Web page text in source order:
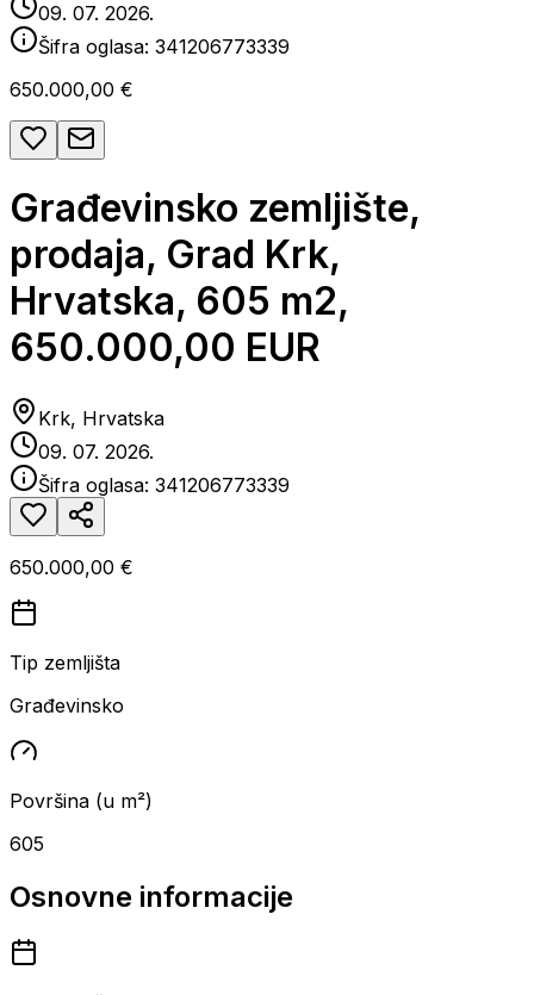
09. 07. 2026.
Šifra oglasa: 341206773339
650.000,00 €
Građevinsko zemljište,
prodaja, Grad Krk,
Hrvatska, 605 m2,
650.000,00 EUR
Krk, Hrvatska
09. 07. 2026.
Šifra oglasa: 341206773339
650.000,00 €
Tip zemljišta
Građevinsko
Površina (u m²)
605
Osnovne informacije